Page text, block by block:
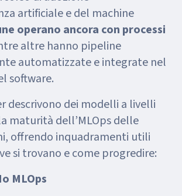
artificiale e del machine
operano ancora con processi
altre hanno pipeline
automatizzate e integrate nel
software.
descrivono dei modelli a livelli
maturità dell’MLOps delle
offrendo inquadramenti utili
si trovano e come progredire:
MLOps